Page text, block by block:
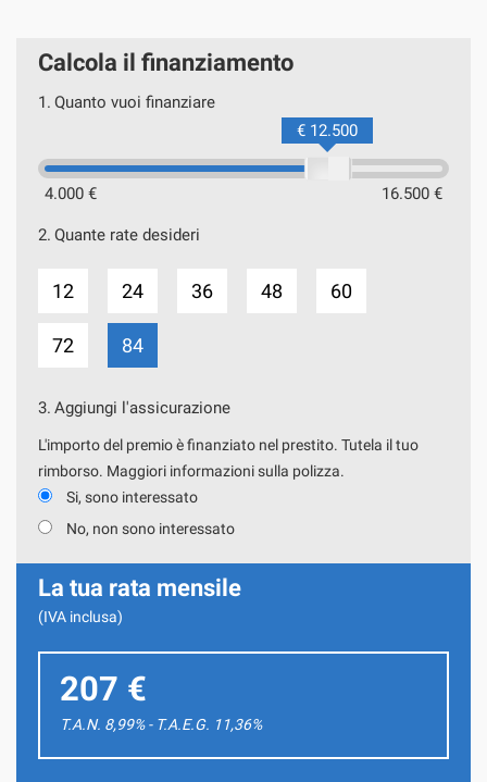
Calcola il finanziamento
1. Quanto vuoi finanziare
4.000 € 16.500 €
€ 12.500
2. Quante rate desideri
12 24 36 48 60
72 84
3. Aggiungi l'assicurazione
L'importo del premio è finanziato nel prestito. Tutela il tuo
rimborso. Maggiori informazioni sulla polizza.
Si, sono interessato
No, non sono interessato
La tua rata mensile
(IVA inclusa)
207 €
T.A.N. 8,99% - T.A.E.G. 11,36%